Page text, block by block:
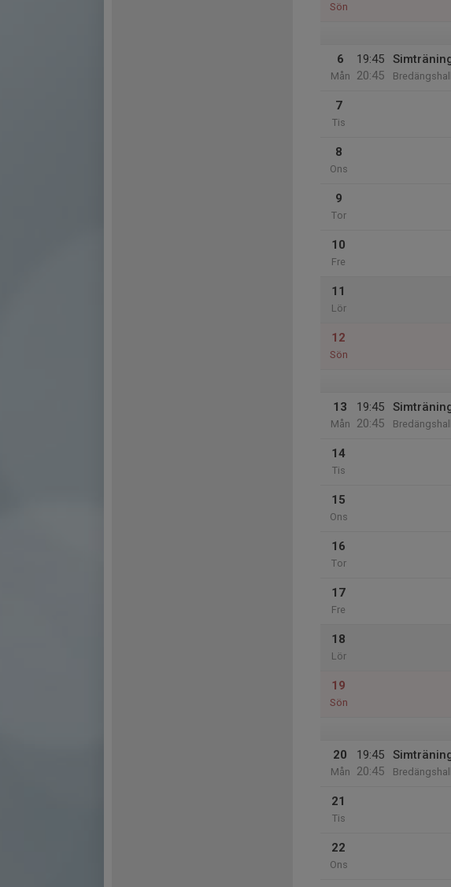
Sön
6
Mån
19:45
20:45
7
Tis
8
Ons
9
Tor
10
Fre
11
Lör
12
Sön
13
Mån
19:45
20:45
14
Tis
15
Ons
16
Tor
17
Fre
18
Lör
19
Sön
20
Mån
19:45
20:45
21
Tis
22
Ons